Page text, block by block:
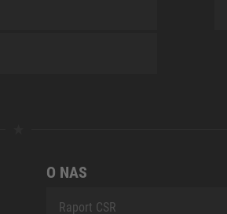
O NAS
Raport CSR